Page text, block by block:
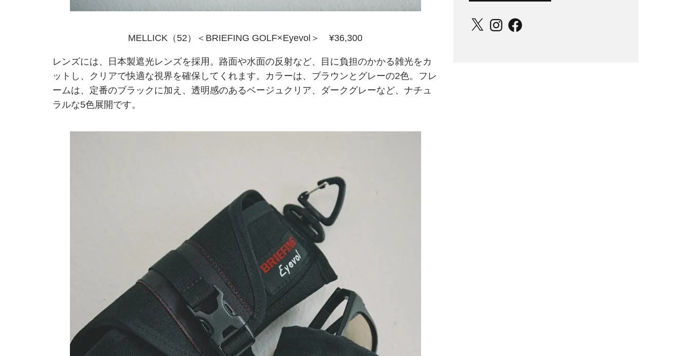
MELLICK（52）＜BRIEFING GOLF×Eyevol＞ ¥36,300
レンズには、日本製遮光レンズを採用。路面や水面の反射など、目に負担のかかる雑光をカ
ットし、クリアで快適な視界を確保してくれます。カラーは、ブラウンとグレーの2色。フレ
ームは、定番のブラックに加え、透明感のあるベージュクリア、ダークグレーなど、ナチュ
ラルな5色展開です。
X InstagramFacebook